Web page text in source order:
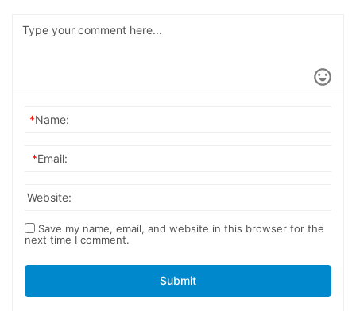
*Name:
*Email:
Website:
Save my name, email, and website in this browser for the
next time I comment.
Submit